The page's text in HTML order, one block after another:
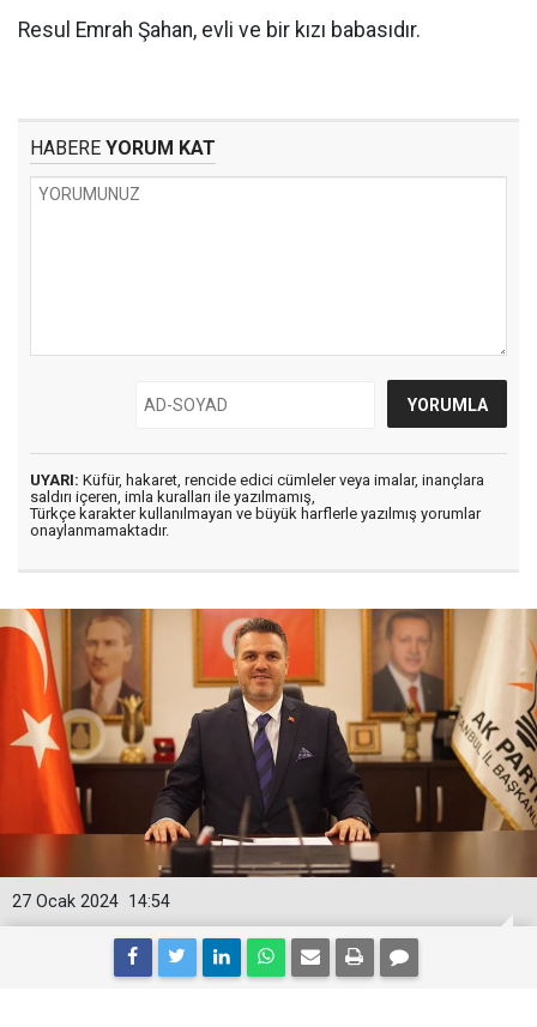
Resul Emrah Şahan, evli ve bir kızı babasıdır.
HABERE YORUM KAT
UYARI: Küfür, hakaret, rencide edici cümleler veya imalar, inançlara
saldırı içeren, imla kuralları ile yazılmamış,
Türkçe karakter kullanılmayan ve büyük harflerle yazılmış yorumlar
onaylanmamaktadır.
14:54
27 Ocak 2024